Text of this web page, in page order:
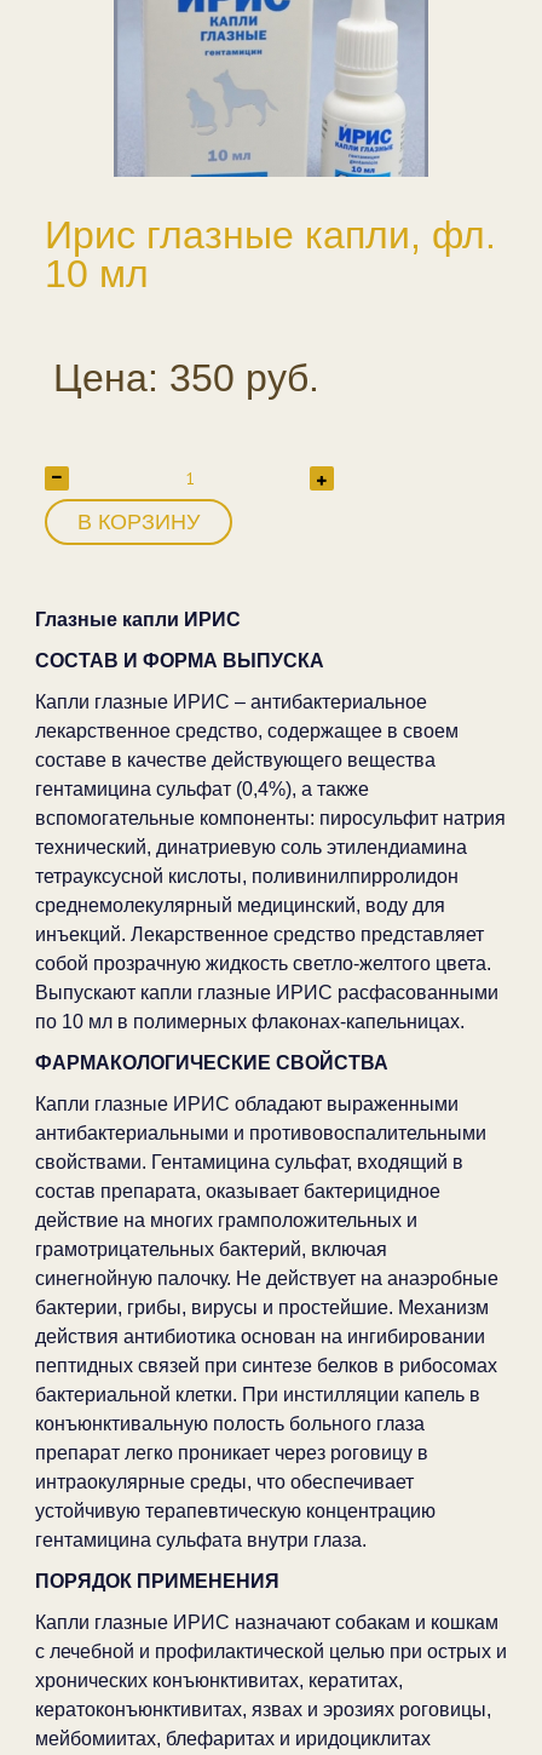
Ирис глазные капли, фл.
10 мл
Цена: 350 руб.
В КОРЗИНУ
Глазные капли ИРИС
СОСТАВ И ФОРМА ВЫПУСКА
Капли глазные ИРИС – антибактериальное
лекарственное средство, содержащее в своем
составе в качестве действующего вещества
гентамицина сульфат (0,4%), а также
вспомогательные компоненты: пиросульфит натрия
технический, динатриевую соль этилендиамина
тетрауксусной кислоты, поливинилпирролидон
среднемолекулярный медицинский, воду для
инъекций. Лекарственное средство представляет
собой прозрачную жидкость светло-желтого цвета.
Выпускают капли глазные ИРИС расфасованными
по 10 мл в полимерных флаконах-капельницах.
ФАРМАКОЛОГИЧЕСКИЕ СВОЙСТВА
Капли глазные ИРИС обладают выраженными
антибактериальными и противовоспалительными
свойствами. Гентамицина сульфат, входящий в
состав препарата, оказывает бактерицидное
действие на многих грамположительных и
грамотрицательных бактерий, включая
синегнойную палочку. Не действует на анаэробные
бактерии, грибы, вирусы и простейшие. Механизм
действия антибиотика основан на ингибировании
пептидных связей при синтезе белков в рибосомах
бактериальной клетки. При инстилляции капель в
конъюнктивальную полость больного глаза
препарат легко проникает через роговицу в
интраокулярные среды, что обеспечивает
устойчивую терапевтическую концентрацию
гентамицина сульфата внутри глаза.
ПОРЯДОК ПРИМЕНЕНИЯ
Капли глазные ИРИС назначают собакам и кошкам
с лечебной и профилактической целью при острых и
хронических конъюнктивитах, кератитах,
кератоконъюнктивитах, язвах и эрозиях роговицы,
мейбомиитах, блефаритах и иридоциклитах